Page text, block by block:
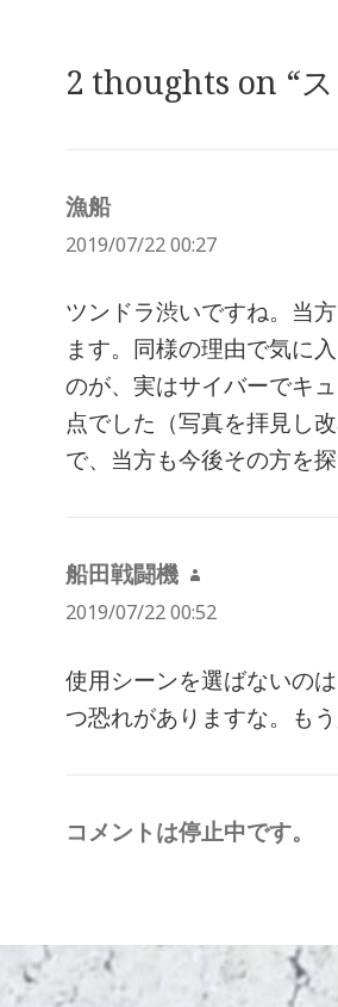
2 thoughts on “
漁船よ
り:
2019/07/22 00:27
ツンドラ渋いですね。当
ます。同様の理由で気に
のが、実はサイバーでキ
点でした（写真を拝見し
で、当方も今後その方を
船田戦闘機
よ
り:
2019/07/22 00:52
使用シーンを選ばないの
つ恐れがありますな。も
コメントは停止中です。